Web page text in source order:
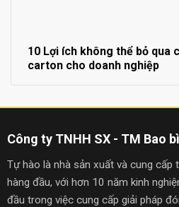
10 Lợi ích không thể bỏ qua
carton cho doanh nghiệp
Công ty TNHH SX - TM Bao
Tự hào là nhà sản xuất và cung cấp
hàng đầu, với hơn 10 năm kinh
đầu trong việc cung cấp giải pháp